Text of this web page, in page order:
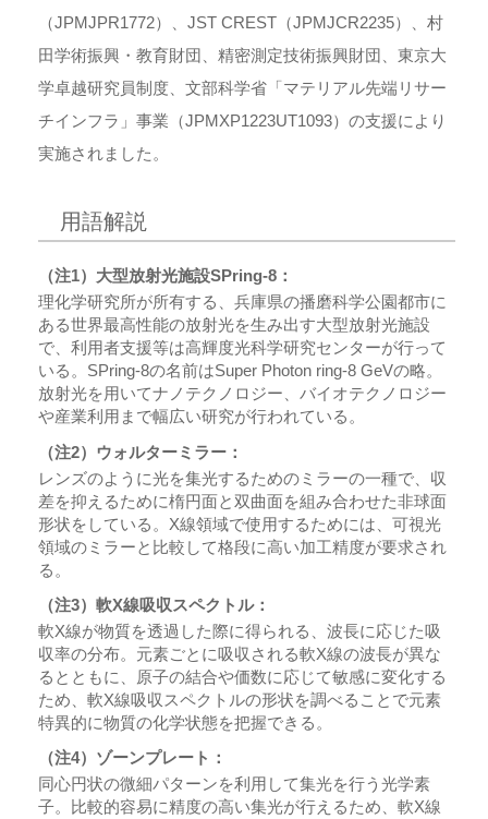
（JPMJPR1772）、JST CREST（JPMJCR2235）、村
田学術振興・教育財団、精密測定技術振興財団、東京大
学卓越研究員制度、文部科学省「マテリアル先端リサー
チインフラ」事業（JPMXP1223UT1093）の支援により
実施されました。
用語解説
（注1）大型放射光施設SPring-8：
理化学研究所が所有する、兵庫県の播磨科学公園都市に
ある世界最高性能の放射光を生み出す大型放射光施設
で、利用者支援等は高輝度光科学研究センターが行って
いる。SPring-8の名前はSuper Photon ring-8 GeVの略。
放射光を用いてナノテクノロジー、バイオテクノロジー
や産業利用まで幅広い研究が行われている。
（注2）ウォルターミラー：
レンズのように光を集光するためのミラーの一種で、収
差を抑えるために楕円面と双曲面を組み合わせた非球面
形状をしている。X線領域で使用するためには、可視光
領域のミラーと比較して格段に高い加工精度が要求され
る。
（注3）軟X線吸収スペクトル：
軟X線が物質を透過した際に得られる、波長に応じた吸
収率の分布。元素ごとに吸収される軟X線の波長が異な
るとともに、原子の結合や価数に応じて敏感に変化する
ため、軟X線吸収スペクトルの形状を調べることで元素
特異的に物質の化学状態を把握できる。
（注4）ゾーンプレート：
同心円状の微細パターンを利用して集光を行う光学素
子。比較的容易に精度の高い集光が行えるため、軟X線